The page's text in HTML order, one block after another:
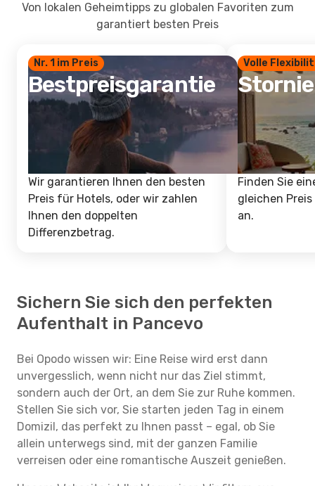
Von lokalen Geheimtipps zu globalen Favoriten zum
garantiert besten Preis
Nr. 1 im Preis
Bestpreisgarantie
Wir garantieren Ihnen den besten
Preis für Hotels, oder wir zahlen
Ihnen den doppelten
Differenzbetrag.
Volle
Finden Sie
gleichen
an.
Sichern Sie sich den perfekten
Aufenthalt in Pancevo
Bei Opodo wissen wir: Eine Reise wird erst dann
unvergesslich, wenn nicht nur das Ziel stimmt,
sondern auch der Ort, an dem Sie zur Ruhe kommen.
Stellen Sie sich vor, Sie starten jeden Tag in einem
Domizil, das perfekt zu Ihnen passt – egal, ob Sie
allein unterwegs sind, mit der ganzen Familie
verreisen oder eine romantische Auszeit genießen.